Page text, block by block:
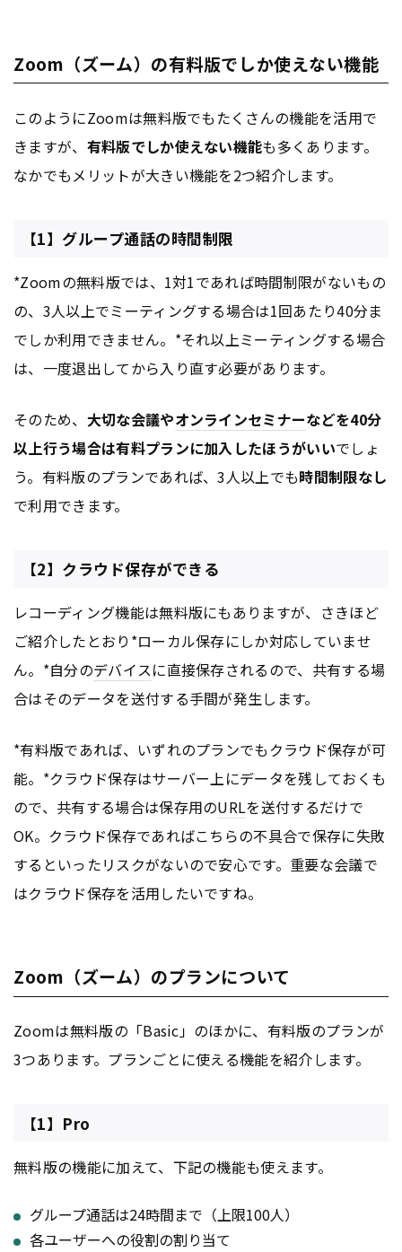
Zoom（ズーム）の有料版でしか使えない機能
このようにZoomは無料版でもたくさんの機能を活用で
きますが、 有料版でしか使えない機能も多くあります。
なかでもメリットが大きい機能を2つ紹介します。
【1】グループ通話の時間制限
*Zoomの無料版では、1対1であれば時間制限がないもの
の、3人以上でミーティングする場合は1回あたり40分ま
でしか利用できません。*それ以上ミーティングする場合
は、一度退出してから入り直す必要があります。
そのため、 大切な会議やオンラインセミナーなどを40分
以上行う場合は有料プランに加入したほうがいいでしょ
う。有料版のプランであれば、3人以上でも時間制限なし
で利用できます。
【2】クラウド保存ができる
レコーディング機能は無料版にもありますが、さきほど
ご紹介したとおり*ローカル保存にしか対応していませ
ん。*自分のデバイスに直接保存されるので、共有する場
合はそのデータを送付する手間が発生します。
*有料版であれば、いずれのプランでもクラウド保存が可
能。*クラウド保存はサーバー上にデータを残しておくも
ので、共有する場合は保存用のURLを送付するだけで
OK。クラウド保存であればこちらの不具合で保存に失敗
するといったリスクがないので安心です。重要な会議で
はクラウド保存を活用したいですね。
Zoom（ズーム）のプランについて
Zoomは無料版の「Basic」のほかに、有料版のプランが
3つあります。プランごとに使える機能を紹介します。
【1】Pro
無料版の機能に加えて、下記の機能も使えます。
グループ通話は24時間まで（上限100人）
各ユーザーへの役割の割り当て